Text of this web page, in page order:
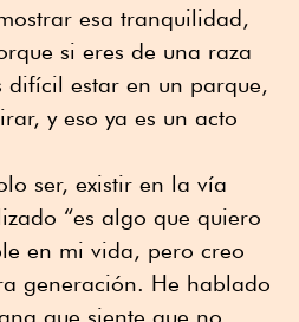
esa tranquilidad,
si eres de una raza
difícil estar en un parque,
y eso ya es un acto
ser, existir en la vía
“es algo que quiero
en mi vida, pero creo
generación. He hablado
que siente que no